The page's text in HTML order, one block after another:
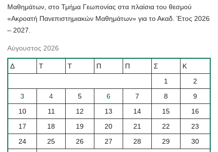
Μαθημάτων, στο Τμήμα Γεωπονίας στα πλαίσια του θεσμού
«Ακροατή Πανεπιστημιακών Μαθημάτων» για το Ακαδ. Έτος 2026
– 2027.
Αύγουστος 2026
Δ Τ Τ Π Π Σ
Κ
1
2
3
4 5 6 7 8
9
10
11 12 13 14 15
16
17
18 19 20 21 22
23
24
25 26 27 28 29
30